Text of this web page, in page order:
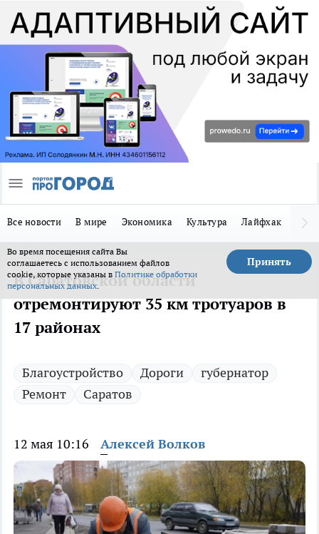
Все новости В мире Экономика Культура Лайфхак
Во время посещения сайта Вы
соглашаетесь с использованием файлов
cookie, которые указаны в Политике обработки
персональных данных.
Принять
В Саратовской области
отремонтируют 35 км тротуаров в
17 районах
Благоустройство Дороги
губернатор
Ремонт
Саратов
12 мая 10:16 Алексей Волков